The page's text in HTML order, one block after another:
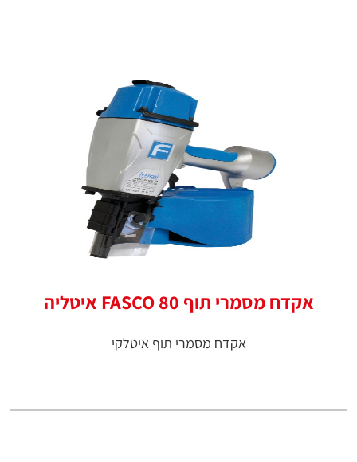
אקדח מסמרי תוף 80 FASCO איטליה
אקדח מסמרי תוף איטלקי